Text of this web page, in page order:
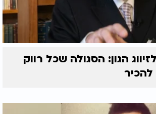
הגון: הסגולה שכל רווק
להכיר